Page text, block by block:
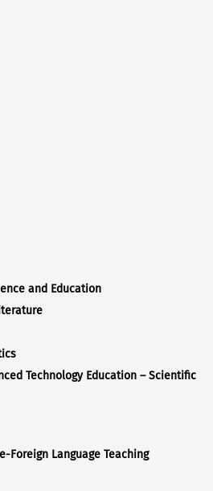
and Education
Technology Education – Scientific
Foreign Language Teaching